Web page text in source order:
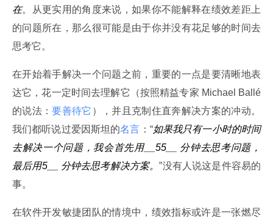
在。从更实用的角度来说，如果你不能解释在绩效差距上
的问题所在，那么很可能是由于你并没有花足够的时间去
思考它。
在开始着手解决一个问题之前，重要的一点是要清晰地表
达它，花一定时间去理解它（按照精益专家 Michael Ballé
的说法：要善待它 ），并且克制住直奔解决方案的冲动。
我们都听说过爱因斯坦的名言 ：“如果我只有一小时的时间
去解决一个问题，我会首先用__55__ 分钟去思考问题，
最后用5__ 分钟去思考解决方案。”没有人说这是件容易的
事。
在软件开发敏捷团队的情境中，绩效指标或许是一张燃尽